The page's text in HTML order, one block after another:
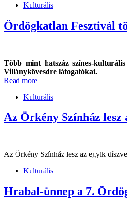
Kulturális
Ördögkatlan Fesztivál
Több mint hatszáz színes-
Villánykövesdre látogatókat.
Read more
Kulturális
Az Örkény Színház lesz
Az Örkény Színház lesz az egyik
Kulturális
Hrabal-ünnep a 7.